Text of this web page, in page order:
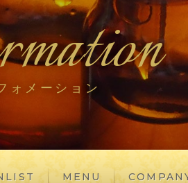
ォメーション
MENU